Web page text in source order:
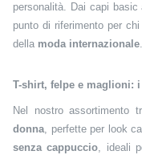
personalità. Dai capi
punto di riferimento per
della moda internazionale.
T-shirt, felpe e maglioni:
Nel nostro assortimento
donna, perfette per look
senza cappuccio, ideali